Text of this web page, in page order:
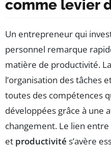
comme levier
Un entrepreneur qui
personnel remarque
matière de productivité.
l’organisation des tâches
toutes des compétences
développées grâce à une
changement. Le lien entre
et productivité s’avère